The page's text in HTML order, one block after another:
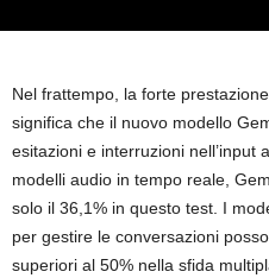
Nel frattempo, la forte
significa che il nuovo modello
esitazioni e interruzioni nell’input
modelli audio in tempo reale,
solo il 36,1% in questo test. I
per gestire le conversazioni
superiori al 50% nella sfida